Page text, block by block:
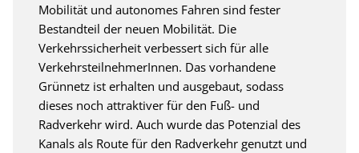
Mobilität und autonomes Fahren sind fester
Bestandteil der neuen Mobilität. Die
Verkehrssicherheit verbessert sich für alle
VerkehrsteilnehmerInnen. Das vorhandene
Grünnetz ist erhalten und ausgebaut, sodass
dieses noch attraktiver für den Fuß- und
Radverkehr wird. Auch wurde das Potenzial des
Kanals als Route für den Radverkehr genutzt und